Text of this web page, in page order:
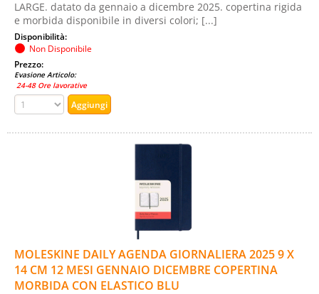
LARGE. datato da gennaio a dicembre 2025. copertina rigida
e morbida disponibile in diversi colori; [...]
Disponibilità:
Non Disponibile
Prezzo:
Evasione Articolo:
24-48 Ore lavorative
MOLESKINE DAILY AGENDA GIORNALIERA 2025 9 X
14 CM 12 MESI GENNAIO DICEMBRE COPERTINA
MORBIDA CON ELASTICO BLU